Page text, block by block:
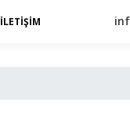
İLETIŞIM